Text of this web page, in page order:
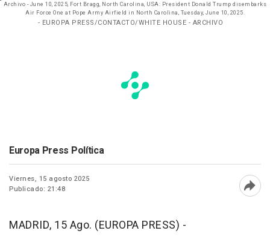
Archivo - June 10, 2025, Fort Bragg, North Carolina, USA: President Donald Trump disembarks
Air Force One at Pope Army Airfield in North Carolina, Tuesday, June 10, 2025.
- EUROPA PRESS/CONTACTO/WHITE HOUSE - ARCHIVO
Europa Press Política
Viernes, 15 agosto 2025
Publicado: 21:48
MADRID, 15 Ago. (EUROPA PRESS) -